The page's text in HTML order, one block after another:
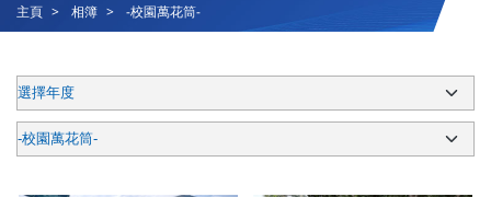
主頁 相簿 -校園萬花筒-